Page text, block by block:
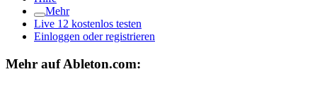
Mehr
Live 12 kostenlos testen
Einloggen oder registrieren
Mehr auf Ableton.com: